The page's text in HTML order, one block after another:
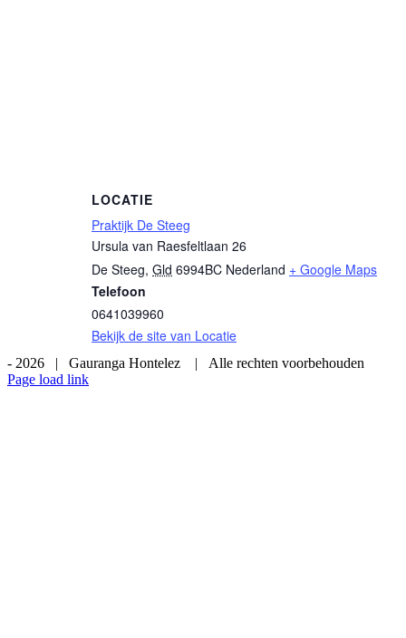
LOCATIE
Praktijk De Steeg
Ursula van Raesfeltlaan 26
De Steeg, Gld 6994BC Nederland + Google Maps
Telefoon
0641039960
Bekijk de site van Locatie
- 2026 | Gauranga Hontelez | Alle rechten voorbehouden
Page load link